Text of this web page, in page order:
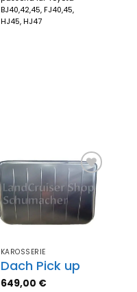
BJ40,42,45, FJ40,45,
HJ45, HJ47
Zum
Merkzettel
hinzufügen
KAROSSERIE
Dach Pick up
649,00 €